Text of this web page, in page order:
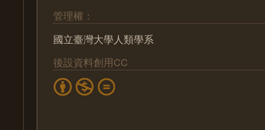
管理權：
國立臺灣大學人類學系
後設資料創用CC